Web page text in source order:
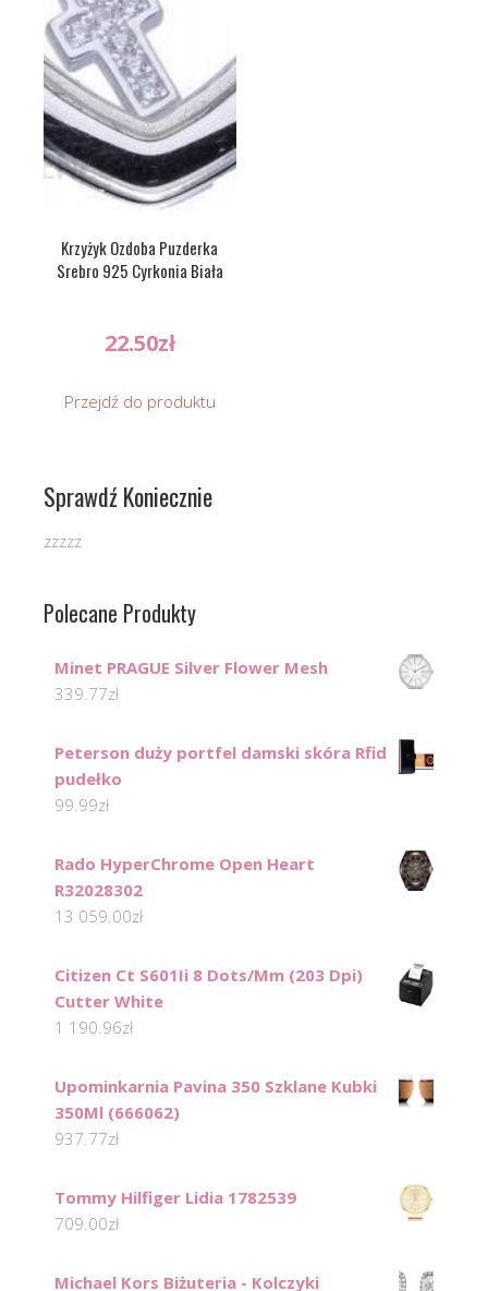
Krzyżyk Ozdoba Puzderka
Srebro 925 Cyrkonia Biała
22.50zł
Przejdź do produktu
Sprawdź Koniecznie
zzzzz
Polecane Produkty
Minet PRAGUE Silver Flower Mesh
339.77zł
Peterson duży portfel damski skóra Rfid
pudełko
99.99zł
Rado HyperChrome Open Heart
R32028302
13 059.00zł
Citizen Ct S601Ii 8 Dots/Mm (203 Dpi)
Cutter White
1 190.96zł
Upominkarnia Pavina 350 Szklane Kubki
350Ml (666062)
937.77zł
Tommy Hilfiger Lidia 1782539
709.00zł
Michael Kors Biżuteria - Kolczyki